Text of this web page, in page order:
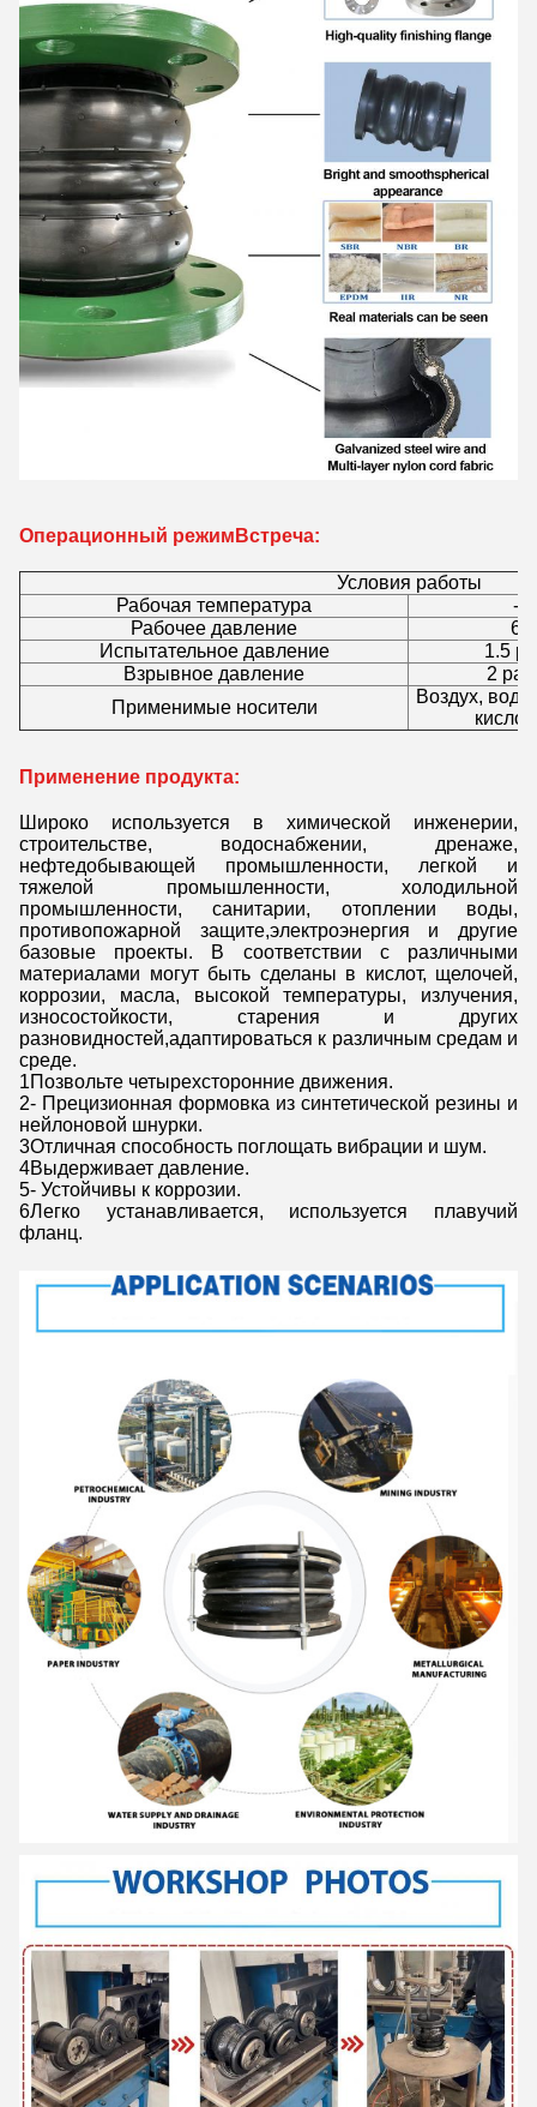
Операционный режим Встреча:
Условия работы
Рабочая температура
-
Рабочее давление
6-
Испытательное давление
1.5
Взрывное давление
2
Применимые носители
Воздух,
Применение продукта:
Широко используется в химической инженерии,
строительстве, водоснабжении, дренаже,
нефтедобывающей промышленности, легкой и
тяжелой промышленности, холодильной
промышленности, санитарии, отоплении воды,
противопожарной защите,электроэнергия и другие
базовые проекты. В соответствии с различными
материалами могут быть сделаны в кислот, щелочей,
коррозии, масла, высокой температуры, излучения,
износостойкости, старения и других
разновидностей,адаптироваться к различным средам и
среде.
1Позвольте четырехсторонние движения.
2- Прецизионная формовка из синтетической резины и
нейлоновой шнурки.
3Отличная способность поглощать вибрации и шум.
4Выдерживает давление.
5- Устойчивы к коррозии.
6Легко устанавливается, используется плавучий
фланц.